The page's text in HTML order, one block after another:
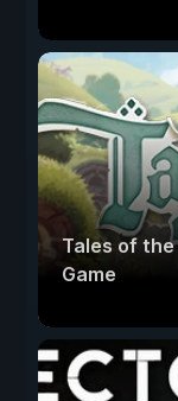
Tales of the
Game